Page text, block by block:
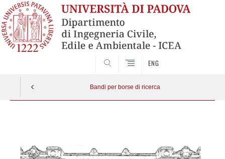
ENG
Bandi per borse di ricerca